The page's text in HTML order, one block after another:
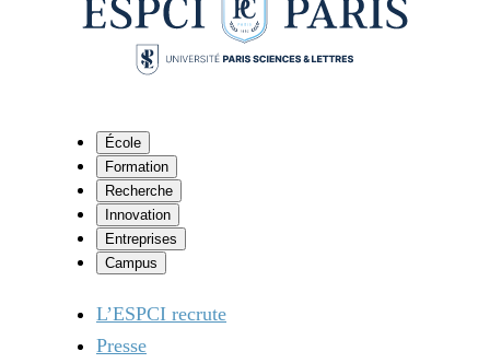
École
Formation
Recherche
Innovation
Entreprises
Campus
L’ESPCI recrute
Presse